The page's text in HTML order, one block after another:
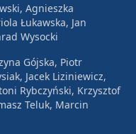
Agnieszka
Łukawska, Jan
Wysocki
Gójska, Piotr
Jacek Liziniewicz,
Rybczyński, Krzysztof
Teluk, Marcin